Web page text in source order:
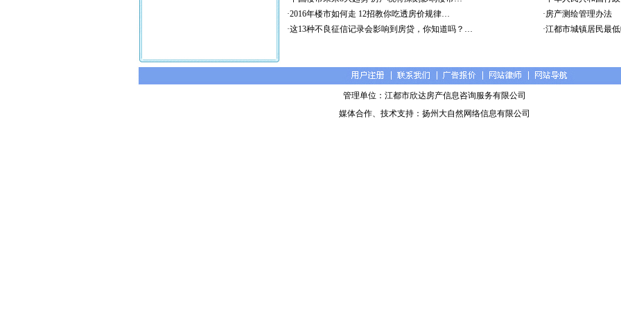
·2016年楼市如何走 12招教你吃透房价规律…
·这13种不良征信记录会影响到房贷，你知道吗？…
·房产测绘管理办法
·江都市城镇居民最
管理单位：江都市欣达房产信息咨询服务有限公司
媒体合作、技术支持：扬州大自然网络信息有限公司